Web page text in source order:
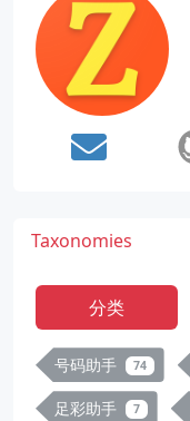
Taxonomies
分类
号码助手 74
足彩助手 7